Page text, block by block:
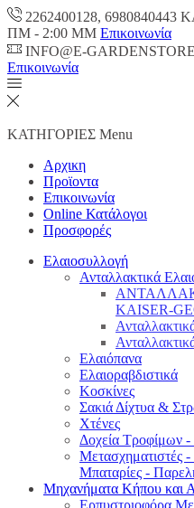
2262400128,
ΠM - 2:00 ΜΜ Επικοινωνία
INFO@E-
Επικοινωνία
ΚΑΤΗΓΟΡΙΕΣ Menu
Αρχικη
Προϊοντα
Επικοινωνία
Online Κατάλογοι
Προσφορές
Ελαιοσυλλογή
Ανταλλακτικά
KAISER-
Ελαιόπανα
Ελαιοραβδιστικά
Κοσκίνες
Σακιά Δίχτυα &
Χτένες
Δοχεία Τροφίμων
Μετασχηματιστές -
Μπαταρίες -
Μηχανήματα Κήπου και
Eρπυστριοφόρα